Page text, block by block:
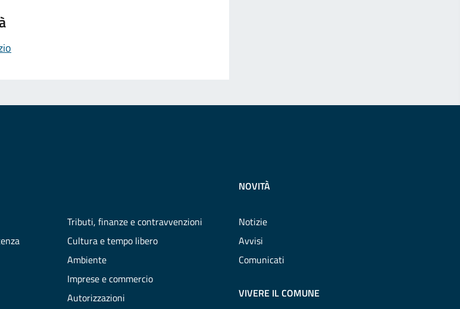
Tributi, finanze e contravvenzioni
Cultura e tempo libero
Ambiente
Imprese e commercio
Autorizzazioni
NOVITÀ
Notizie
Avvisi
Comunicati
VIVERE IL COMUNE